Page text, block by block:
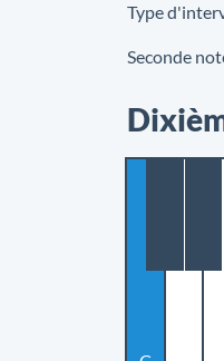
Type
Seconde